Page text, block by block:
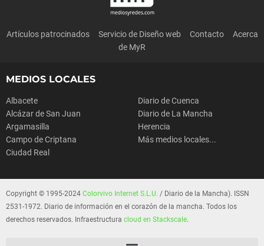
Artículos patrocinados Servicio de Diseño web Contacto
Acerca
de MyR
MEDIOS LOCALES
Albacete
Alcázar de San Juan
Argamasilla
Campo de Criptana
Ciudad Real
Diario de Cuenca
Diario de La Mancha
Herencia
Más medios locales...
Copyright © 1995-2024 Colorvivo Internet S.L.U. / Diario de la Mancha). ISSN
2531-1972. Diario de información en el corazón de la mancha. Todos los
derechos reservados. Infraestructura cloud en Stackscale.